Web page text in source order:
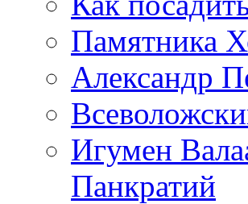
Памятника
Александр
Игумен
Панкратий